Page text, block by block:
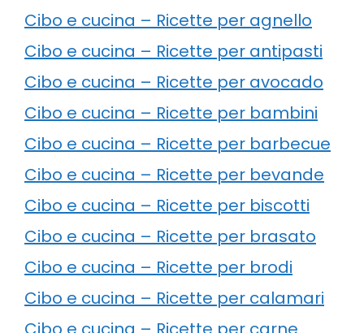
Cibo e cucina – Ricette per agnello
Cibo e cucina – Ricette per antipasti
Cibo e cucina – Ricette per avocado
Cibo e cucina – Ricette per bambini
Cibo e cucina – Ricette per barbecue
Cibo e cucina – Ricette per bevande
Cibo e cucina – Ricette per biscotti
Cibo e cucina – Ricette per brasato
Cibo e cucina – Ricette per brodi
Cibo e cucina – Ricette per calamari